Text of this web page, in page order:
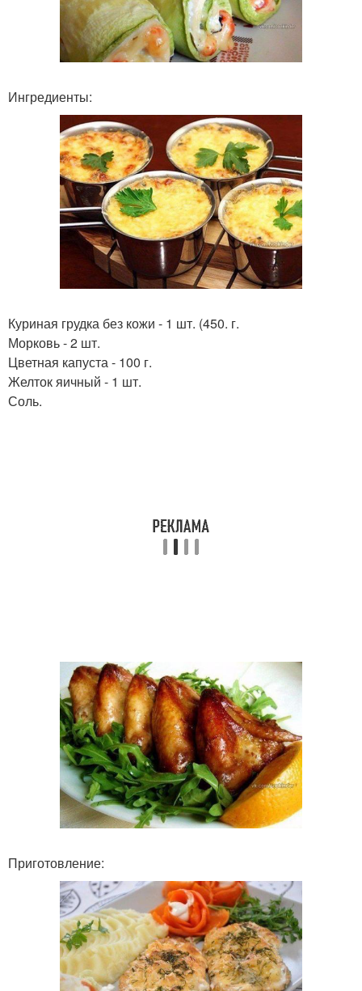
Ингредиенты:
Куриная грудка без кожи - 1 шт. (450. г.
Морковь - 2 шт.
Цветная капуста - 100 г.
Желток яичный - 1 шт.
Соль.
Приготовление: